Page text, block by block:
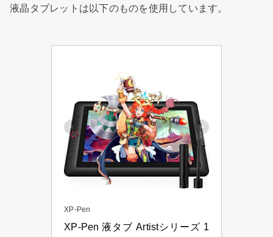
液晶タブレットは以下のものを使用しています。
XP-Pen
XP-Pen 液タブ Artistシリーズ 1